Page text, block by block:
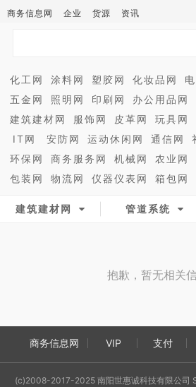
商务信息网 企业 货源 资讯
化工网 涂料网 塑胶网 化妆品网
五金网
照明网 印刷网 办公用品网
建筑建材网
服饰网 皮革网 玩具网
IT网
安防网 运动休闲网 通信网
环保网
商务服务网 机械网 农业网
包装网
物流网 仪器仪表网 箱包网
建筑建材网 管道系统
抱歉，暂无相关
商务信息网 VIP 支付
(c)2008-2017-2025 南阳世惠诚科技有限公司